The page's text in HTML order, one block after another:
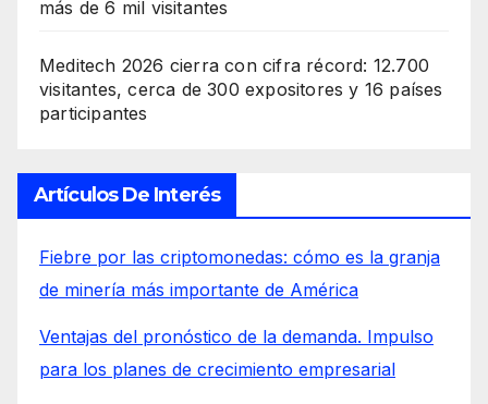
más de 6 mil visitantes
Meditech 2026 cierra con cifra récord: 12.700
visitantes, cerca de 300 expositores y 16 países
participantes
Artículos De Interés
Fiebre por las criptomonedas: cómo es la granja
de minería más importante de América
Ventajas del pronóstico de la demanda. Impulso
para los planes de crecimiento empresarial